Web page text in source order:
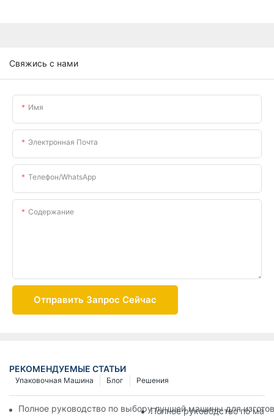
Свяжись с нами
Имя
Электронная Почта
Телефон/WhatsApp
Содержание
Отправить Запрос Сейчас
РЕКОМЕНДУЕМЫЕ СТАТЬИ
Решения
Блог
Упаковочная Машина
Полное руководство по выбору лучшей машины для
Полное руководство по